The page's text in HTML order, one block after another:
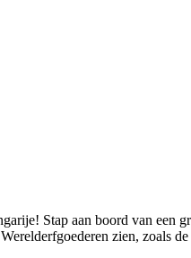
Stap aan boord van een
zien, zoals